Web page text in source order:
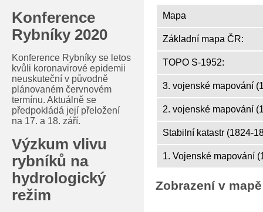
Konference
Rybníky 2020
Konference Rybníky se letos
kvůli koronavirové epidemii
neuskuteční v původně
plánovaném červnovém
termínu. Aktuálně se
předpokládá její přeložení
na 17. a 18. září.
Výzkum vlivu
rybníků na
hydrologický
režim
Mapa
Základní mapa ČR:
TOPO S-1952:
3. vojenské mapování
2. vojenské mapování
Stabilní katastr (1824-
1. Vojenské mapování
Zobrazení v mapě